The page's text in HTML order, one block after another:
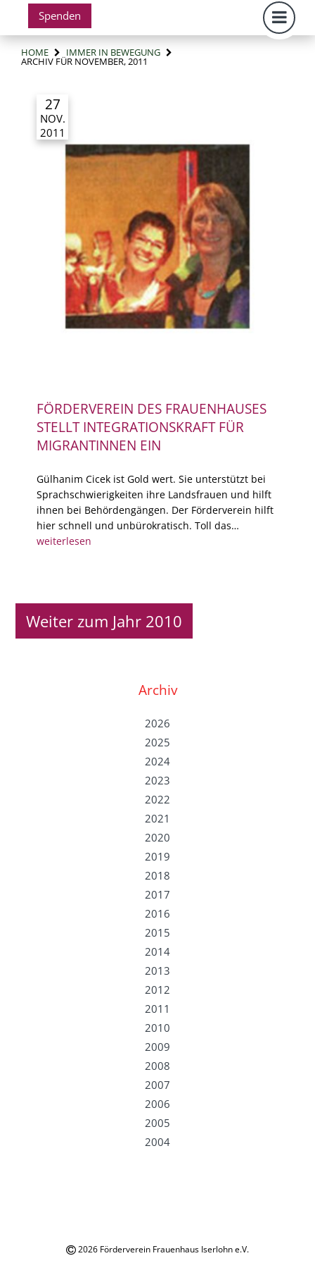
HOME IMMER IN BEWEGUNG
ARCHIV FÜR NOVEMBER, 2011
27
NOV.
2011
FÖRDERVEREIN DES FRAUENHAUSES
STELLT INTEGRATIONSKRAFT FÜR
MIGRANTINNEN EIN
Gülhanim Cicek ist Gold wert. Sie unterstützt bei
Sprachschwierigkeiten ihre Landsfrauen und hilft
ihnen bei Behördengängen. Der Förderverein hilft
hier schnell und unbürokratisch. Toll das…
weiterlesen
Weiter zum Jahr 2010
Archiv
2026
2025
2024
2023
2022
2021
2020
2019
2018
2017
2016
2015
2014
2013
2012
2011
2010
2009
2008
2007
2006
2005
2004
2026 Förderverein Frauenhaus Iserlohn e.V.
Spenden